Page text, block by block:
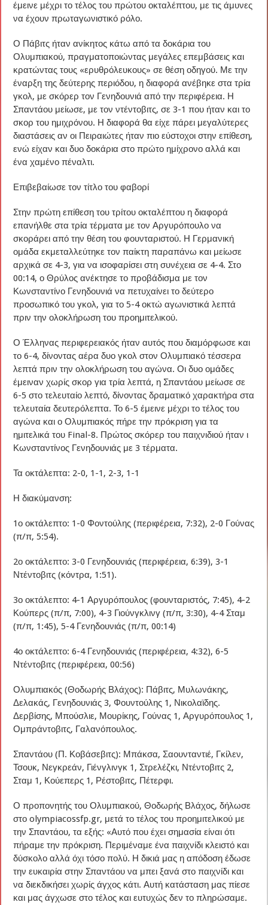
έμεινε μέχρι το τέλος του πρώτου οκταλέπτου, με τις άμυνες
να έχουν πρωταγωνιστικό ρόλο.
Ο Πάβιτς ήταν ανίκητος κάτω από τα δοκάρια του
Ολυμπιακού, πραγματοποιώντας μεγάλες επεμβάσεις και
κρατώντας τους «ερυθρόλευκους» σε θέση οδηγού. Με την
έναρξη της δεύτερης περιόδου, η διαφορά ανέβηκε στα τρία
γκολ, με σκόρερ τον Γενηδουνιά από την περιφέρεια. Η
Σπαντάου μείωσε, με τον ντέντοβιτς, σε 3-1 που ήταν και το
σκορ του ημιχρόνου. Η διαφορά θα είχε πάρει μεγαλύτερες
διαστάσεις αν οι Πειραιώτες ήταν πιο εύστοχοι στην επίθεση,
ενώ είχαν και δυο δοκάρια στο πρώτο ημίχρονο αλλά και
ένα χαμένο πέναλτι.
Επιβεβαίωσε τον τίτλο του φαβορί
Στην πρώτη επίθεση του τρίτου οκταλέπτου η διαφορά
επανήλθε στα τρία τέρματα με τον Αργυρόπουλο να
σκοράρει από την θέση του φουνταριστού. Η Γερμανική
ομάδα εκμεταλλεύτηκε τον παίκτη παραπάνω και μείωσε
αρχικά σε 4-3, για να ισοφαρίσει στη συνέχεια σε 4-4. Στο
00:14, ο Θρύλος ανέκτησε το προβάδισμα με τον
Κωνσταντίνο Γενηδουνιά να πετυχαίνει το δεύτερο
προσωπικό του γκολ, για το 5-4 οκτώ αγωνιστικά λεπτά
πριν την ολοκλήρωση του προημιτελικού.
Ο Έλληνας περιφερειακός ήταν αυτός που διαμόρφωσε και
το 6-4, δίνοντας αέρα δυο γκολ στον Ολυμπιακό τέσσερα
λεπτά πριν την ολοκλήρωση του αγώνα. Οι δυο ομάδες
έμειναν χωρίς σκορ για τρία λεπτά, η Σπαντάου μείωσε σε
6-5 στο τελευταίο λεπτό, δίνοντας δραματικό χαρακτήρα στα
τελευταία δευτερόλεπτα. Το 6-5 έμεινε μέχρι το τέλος του
αγώνα και ο Ολυμπιακός πήρε την πρόκριση για τα
ημιτελικά του Final-8. Πρώτος σκόρερ του παιχνιδιού ήταν ι
Κωνσταντίνος Γενηδουνιάς με 3 τέρματα.
Τα οκτάλεπτα: 2-0, 1-1, 2-3, 1-1
Η διακύμανση:
1ο οκτάλεπτο: 1-0 Φοντούλης (περιφέρεια, 7:32), 2-0 Γούνας
(π/π, 5:54).
2ο οκτάλεπτο: 3-0 Γενηδουνιάς (περιφέρεια, 6:39), 3-1
Ντέντοβιτς (κόντρα, 1:51).
3ο οκτάλεπτο: 4-1 Αργυρόπουλος (φουνταριστός, 7:45), 4-2
Κούπερς (π/π, 7:00), 4-3 Γιούνγκλινγ (π/π, 3:30), 4-4 Σταμ
(π/π, 1:45), 5-4 Γενηδουνιάς (π/π, 00:14)
4ο οκτάλεπτο: 6-4 Γενηδουνιάς (περιφέρεια, 4:32), 6-5
Ντέντοβιτς (περιφέρεια, 00:56)
Ολυμπιακός (Θοδωρής Βλάχος): Πάβιτς, Μυλωνάκης,
Δελακάς, Γενηδουνιάς 3, Φουντούλης 1, Νικολαϊδης.
Δερβίσης, Μπούσλιε, Μουρίκης, Γούνας 1, Αργυρόπουλος 1,
Ομπράντοβιτς, Γαλανόπουλος.
Σπαντάου (Π. Κοβάσεβιτς): Μπάκσα, Σαουνταντιέ, Γκίλεν,
Τσουκ, Νεγκρεάν, Γιένγλινγκ 1, Στρελέζκι, Ντέντοβιτς 2,
Σταμ 1, Κούεπερς 1, Ρέστοβιτς, Πέτερφι.
Ο προπονητής του Ολυμπιακού, Θοδωρής Βλάχος, δήλωσε
στο olympiacossfp.gr, μετά το τέλος του προημιτελικού με
την Σπαντάου, τα εξής: «Αυτό που έχει σημασία είναι ότι
πήραμε την πρόκριση. Περιμέναμε ένα παιχνίδι κλειστό και
δύσκολο αλλά όχι τόσο πολύ. Η δικιά μας η απόδοση έδωσε
την ευκαιρία στην Σπαντάου να μπει ξανά στο παιχνίδι και
να διεκδικήσει χωρίς άγχος κάτι. Αυτή κατάσταση μας πίεσε
και μας άγχωσε στο τέλος και ευτυχώς δεν το πληρώσαμε.